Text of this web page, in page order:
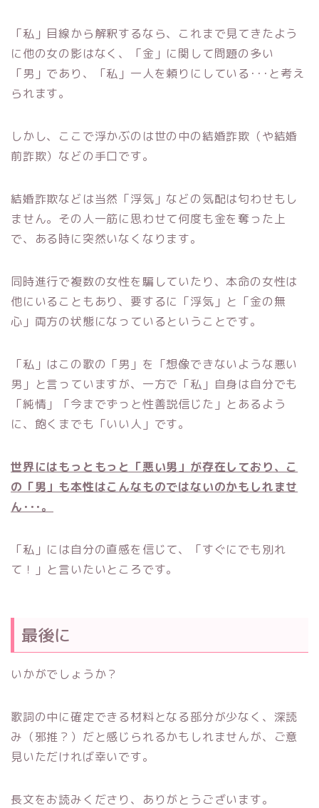
「私」目線から解釈するなら、これまで見てきたよう
に他の女の影はなく、「金」に関して問題の多い
「男」であり、「私」一人を頼りにしている･･･と考え
られます。
しかし、ここで浮かぶのは世の中の結婚詐欺（や結婚
前詐欺）などの手口です。
結婚詐欺などは当然「浮気」などの気配は匂わせもし
ません。その人一筋に思わせて何度も金を奪った上
で、ある時に突然いなくなります。
同時進行で複数の女性を騙していたり、本命の女性は
他にいることもあり、要するに「浮気」と「金の無
心」両方の状態になっているということです。
「私」はこの歌の「男」を「想像できないような悪い
男」と言っていますが、一方で「私」自身は自分でも
「純情」「今までずっと性善説信じた」とあるよう
に、飽くまでも「いい人」です。
世界にはもっともっと「悪い男」が存在しており、こ
の「男」も本性はこんなものではないのかもしれませ
ん･･･。
「私」には自分の直感を信じて、「すぐにでも別れ
て！」と言いたいところです。
最後に
いかがでしょうか？
歌詞の中に確定できる材料となる部分が少なく、深読
み（邪推？）だと感じられるかもしれませんが、ご意
見いただければ幸いです。
長文をお読みくださり、ありがとうございます。